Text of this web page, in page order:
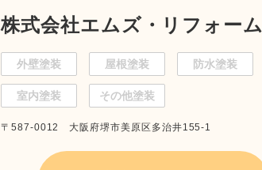
株式会社エムズ・リフォーム
外壁塗装 屋根塗装 防水塗装
室内塗装 その他塗装
〒587-0012 大阪府堺市美原区多治井155-1